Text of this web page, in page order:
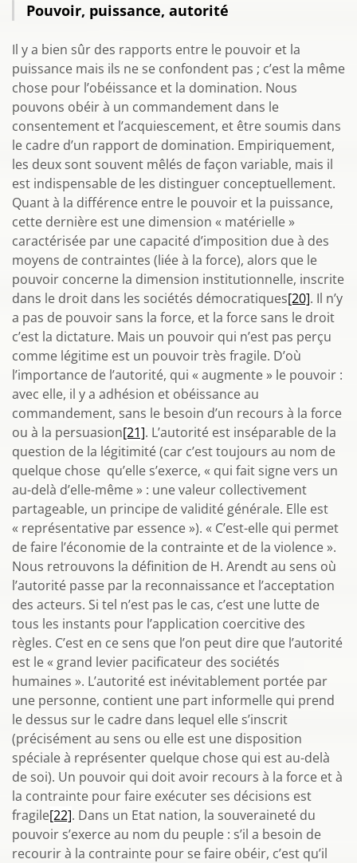
Pouvoir, puissance, autorité
Il y a bien sûr des rapports entre le pouvoir et la
puissance mais ils ne se confondent pas ; c’est la même
chose pour l’obéissance et la domination. Nous
pouvons obéir à un commandement dans le
consentement et l’acquiescement, et être soumis dans
le cadre d’un rapport de domination. Empiriquement,
les deux sont souvent mêlés de façon variable, mais il
est indispensable de les distinguer conceptuellement.
Quant à la différence entre le pouvoir et la puissance,
cette dernière est une dimension « matérielle »
caractérisée par une capacité d’imposition due à des
moyens de contraintes (liée à la force), alors que le
pouvoir concerne la dimension institutionnelle, inscrite
dans le droit dans les sociétés démocratiques[20]. Il n’y
a pas de pouvoir sans la force, et la force sans le droit
c’est la dictature. Mais un pouvoir qui n’est pas perçu
comme légitime est un pouvoir très fragile. D’où
l’importance de l’autorité, qui « augmente » le pouvoir :
avec elle, il y a adhésion et obéissance au
commandement, sans le besoin d’un recours à la force
ou à la persuasion[21]. L’autorité est inséparable de la
question de la légitimité (car c’est toujours au nom de
quelque chose qu’elle s’exerce, « qui fait signe vers un
au-delà d’elle-même » : une valeur collectivement
partageable, un principe de validité générale. Elle est
« représentative par essence »). « C’est-elle qui permet
de faire l’économie de la contrainte et de la violence ».
Nous retrouvons la définition de H. Arendt au sens où
l’autorité passe par la reconnaissance et l’acceptation
des acteurs. Si tel n’est pas le cas, c’est une lutte de
tous les instants pour l’application coercitive des
règles. C’est en ce sens que l’on peut dire que l’autorité
est le « grand levier pacificateur des sociétés
humaines ». L’autorité est inévitablement portée par
une personne, contient une part informelle qui prend
le dessus sur le cadre dans lequel elle s’inscrit
(précisément au sens ou elle est une disposition
spéciale à représenter quelque chose qui est au-delà
de soi). Un pouvoir qui doit avoir recours à la force et à
la contrainte pour faire exécuter ses décisions est
fragile[22]. Dans un Etat nation, la souveraineté du
pouvoir s’exerce au nom du peuple : s’il a besoin de
recourir à la contrainte pour se faire obéir, c’est qu’il